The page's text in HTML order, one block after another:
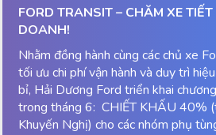
FORD TRANSIT – CHĂM XE
DOANH!
Nhằm đồng hành cùng các chủ xe
tối ưu chi phí vận hành và duy trì
bỉ, Hải Dương Ford triển khai
trong tháng 6: CHIẾT KHẤU 40%
Khuyến Nghị) cho các nhóm phụ